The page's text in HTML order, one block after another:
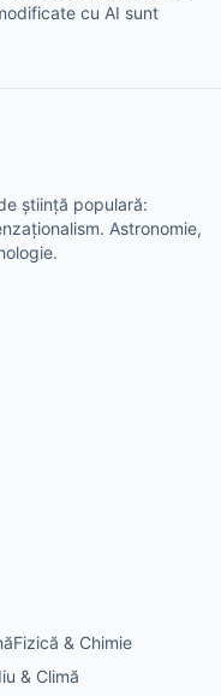
cu AI sunt
știință populară:
Astronomie,
Fizică & Chimie
& Climă